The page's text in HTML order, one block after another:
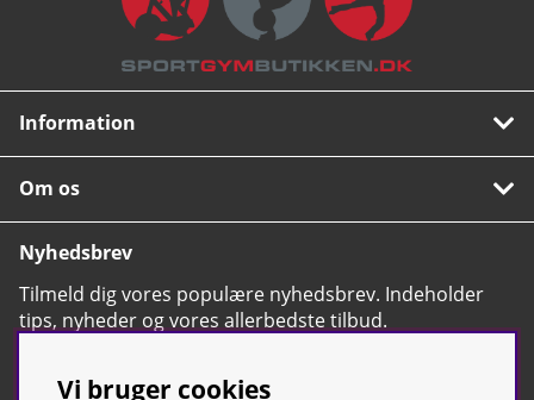
Information
Om os
Nyhedsbrev
Tilmeld dig vores populære nyhedsbrev. Indeholder
tips, nyheder og vores allerbedste tilbud.
Vi bruger cookies